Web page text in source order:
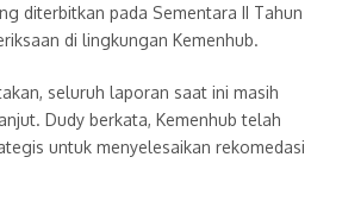
diterbitkan pada Sementara II Tahun
di lingkungan Kemenhub.
seluruh laporan saat ini masih
Dudy berkata, Kemenhub telah
untuk menyelesaikan rekomedasi